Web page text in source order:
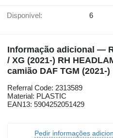
Disponível: 6
Informação adicional —
/ XG (2021-) RH
camião DAF TGM (2021-)
Referral Code: 2313589
Material: PLASTIC
EAN13: 5904252051429
Pedir informações